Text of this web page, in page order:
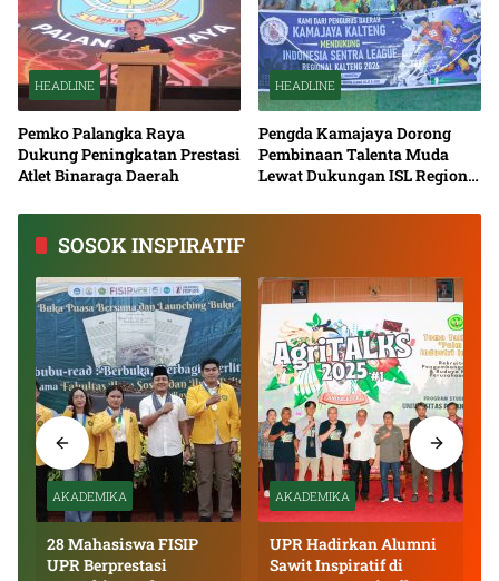
HEADLINE
Pemko Palangka Raya
Dukung Peningkatan Prestasi
Atlet Binaraga Daerah
HEADLINE
Pengda Kamajaya Dorong
Pembinaan Talenta Muda
Lewat Dukungan ISL Regional
SOSOK INSPIRATIF
AKADEMIKA
28 Mahasiswa FISIP
UPR Berprestasi
AKADEMIKA
UPR Hadirkan Alumni
Sawit Inspiratif di